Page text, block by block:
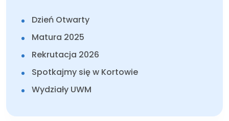
Dzień Otwarty
Matura 2025
Rekrutacja 2026
Spotkajmy się w Kortowie
Wydziały UWM